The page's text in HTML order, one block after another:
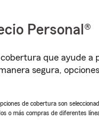
Personal®
que ayude
segura,
de cobertura son
o más compras de diferentes